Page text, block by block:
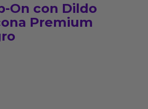
On con Dildo
Premium